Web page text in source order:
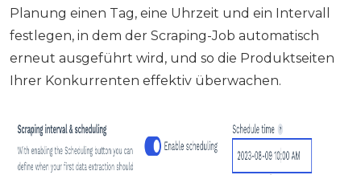
Planung einen Tag, eine Uhrzeit und ein Intervall
festlegen, in dem der Scraping-Job automatisch
erneut ausgeführt wird, und so die Produktseiten
Ihrer Konkurrenten effektiv überwachen.